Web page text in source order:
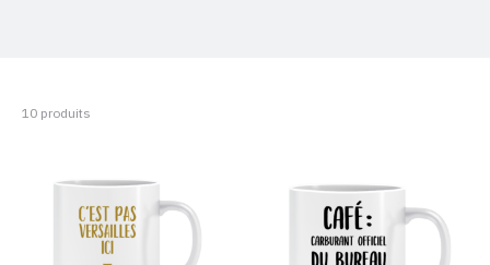
10 produits